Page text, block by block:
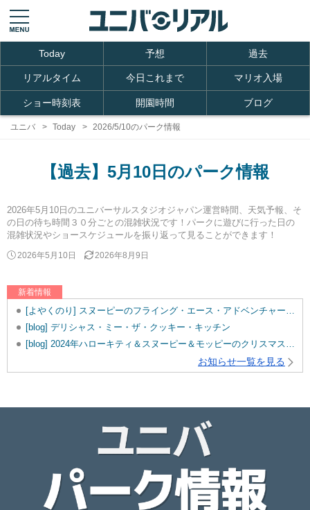
Today 予想 過去
リアルタイム 今日これまで マリオ入場
ショー時刻表 開園時間 ブログ
ユニバ Today 2026/5/10のパーク情報
【過去】5月10日のパーク情報
2026年5月10日のユニバーサルスタジオジャパン運営時間、天気予報、そ
の日の待ち時間３０分ごとの混雑状況です！パークに遊びに行った日の
混雑状況やショースケジュールを振り返って見ることができます！
2026年5月10日 2026年8月9日
新着情報
[よやくのり] スヌーピーのフライング・エース・アドベンチャーを追加しました。
[blog] デリシャス・ミー・ザ・クッキー・キッチン
[blog] 2024年ハローキティ＆スヌーピー＆モッピーのクリスマスグッズ♡
お知らせ一覧を見る